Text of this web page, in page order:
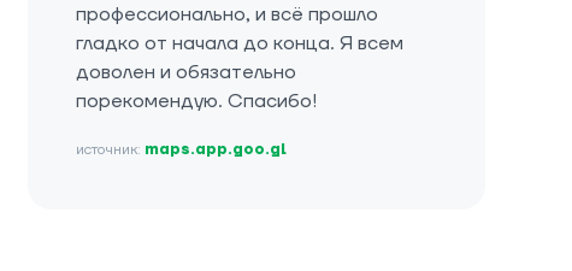
профессионально, и всё прошло
гладко от начала до конца. Я всем
доволен и обязательно
порекомендую. Спасибо!
источник: maps.app.goo.gl